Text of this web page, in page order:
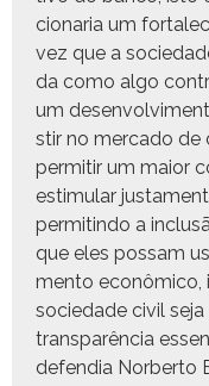
cionar­ia um
vez que a
da como algo
um
stir no mer­ca­do de
per­mi­tir um maior
estim­u­lar
per­mitin­do a
que eles pos­sam
men­to econômi­co,
sociedade civ­il
transparên­cia
defendia Nor­ber­to